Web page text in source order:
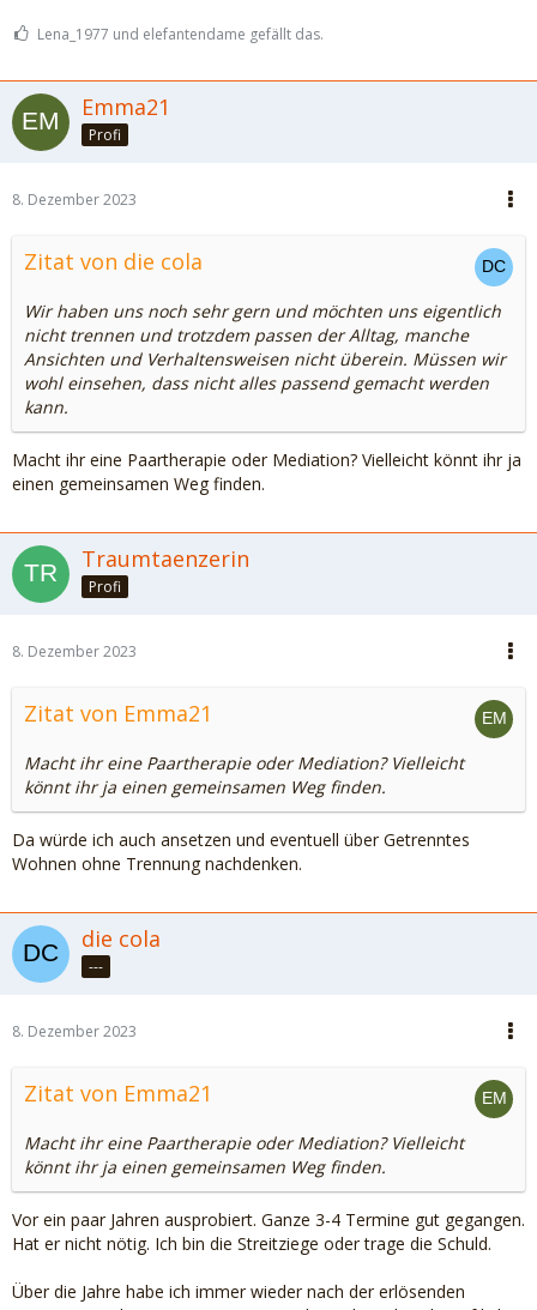
Lena_1977 und elefantendame gefällt das.
Emma21
Profi
8. Dezember 2023
Zitat von die cola
Wir haben uns noch sehr gern und möchten uns eigentlich
nicht trennen und trotzdem passen der Alltag, manche
Ansichten und Verhaltensweisen nicht überein. Müssen wir
wohl einsehen, dass nicht alles passend gemacht werden
kann.
Macht ihr eine Paartherapie oder Mediation? Vielleicht könnt ihr ja
einen gemeinsamen Weg finden.
Traumtaenzerin
Profi
8. Dezember 2023
Zitat von Emma21
Macht ihr eine Paartherapie oder Mediation? Vielleicht
könnt ihr ja einen gemeinsamen Weg finden.
Da würde ich auch ansetzen und eventuell über Getrenntes
Wohnen ohne Trennung nachdenken.
die cola
---
8. Dezember 2023
Zitat von Emma21
Macht ihr eine Paartherapie oder Mediation? Vielleicht
könnt ihr ja einen gemeinsamen Weg finden.
Vor ein paar Jahren ausprobiert. Ganze 3-4 Termine gut gegangen.
Hat er nicht nötig. Ich bin die Streitziege oder trage die Schuld.
Über die Jahre habe ich immer wieder nach der erlösenden